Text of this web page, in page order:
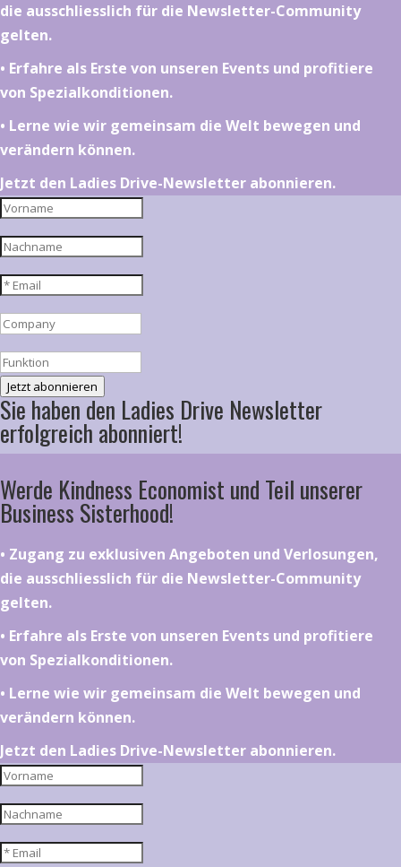
die ausschliesslich für die Newsletter-Community
gelten.
•⁠ ⁠⁠Erfahre als Erste von unseren Events und profitiere
von Spezialkonditionen.
•⁠ ⁠⁠Lerne wie wir gemeinsam die Welt bewegen und
verändern können.
Jetzt den Ladies Drive-Newsletter abonnieren.
Jetzt abonnieren
Sie haben den Ladies Drive Newsletter
erfolgreich abonniert!
Werde Kindness Economist und Teil unserer
Business Sisterhood!
•⁠ ⁠⁠Zugang zu exklusiven Angeboten und Verlosungen,
die ausschliesslich für die Newsletter-Community
gelten.
•⁠ ⁠⁠Erfahre als Erste von unseren Events und profitiere
von Spezialkonditionen.
•⁠ ⁠⁠Lerne wie wir gemeinsam die Welt bewegen und
verändern können.
Jetzt den Ladies Drive-Newsletter abonnieren.